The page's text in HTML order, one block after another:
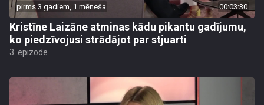
pirms 3 gadiem, 1 mēneša 00:03:30
Kristīne Laizāne atminas kādu pikantu gadījumu,
ko piedzīvojusi strādājot par stjuarti
3. epizode